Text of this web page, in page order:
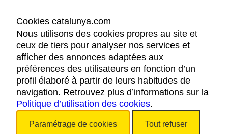
MENTIONS LÉGALES
RÈGLES DE CONFIDENTIALITÉ
COOKIES
ACCESSIBILITÉ
Cookies catalunya.com
Nous utilisons des cookies propres au site et
ceux de tiers pour analyser nos services et
afficher des annonces adaptées aux
préférences des utilisateurs en fonction d’un
profil élaboré à partir de leurs habitudes de
navigation. Retrouvez plus d’informations sur la
Politique d’utilisation des cookies.
Paramétrage de cookies Tout refuser